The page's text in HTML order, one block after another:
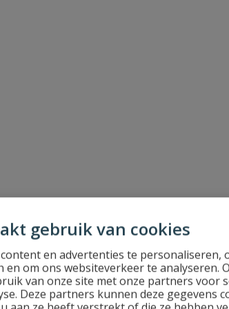
gebruik van cookies
en advertenties te personaliseren,
en om ons websiteverkeer te analyseren.
van onze site met onze partners voor
Deze partners kunnen deze gegevens